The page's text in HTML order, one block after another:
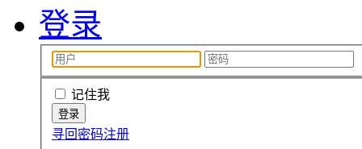
登录
记住我
寻回密码注册